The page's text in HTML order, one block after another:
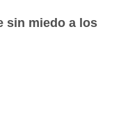
sin miedo a los